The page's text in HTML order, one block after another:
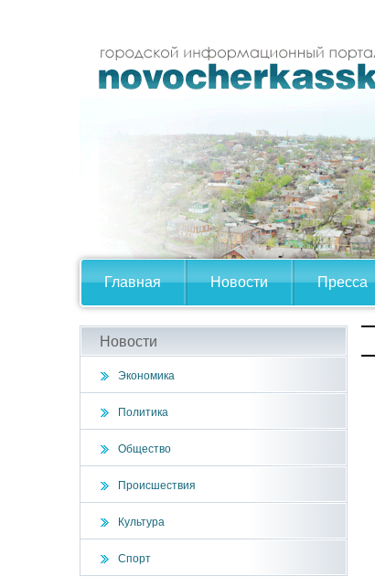
Главная Новости Пресса
Новости
Экономика
Политика
Общество
Происшествия
Культура
Спорт